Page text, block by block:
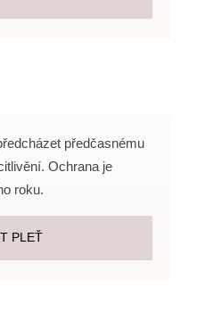
předčasnému
Ochrana je
roku.
PLEŤ